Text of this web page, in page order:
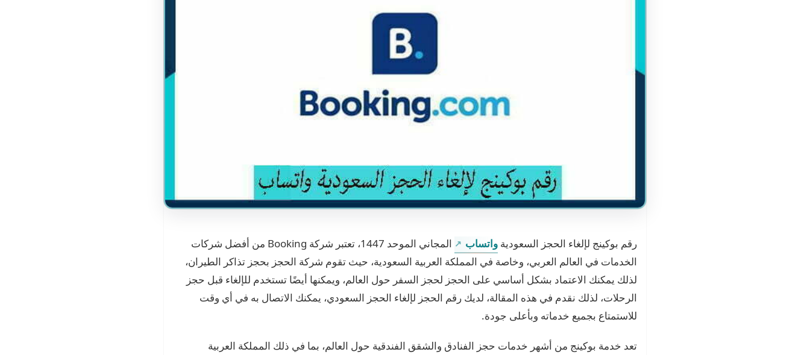
رقم بوكينج لإلغاء الحجز السعودية واتساب
المجاني الموحد 1447، تعتبر شركة Booking من أفضل شركات
الخدمات في العالم العربي، وخاصة في المملكة العربية السعودية، حيث تقوم شركة الحجز بحجز تذاكر الطيران،
لذلك يمكنك الاعتماد بشكل أساسي على الحجز لحجز السفر حول العالم، ويمكنها أيضًا تستخدم للإلغاء قبل حجز
الرحلات، لذلك نقدم في هذه المقالة، لديك رقم الحجز لإلغاء الحجز السعودي، يمكنك الاتصال به في أي وقت
للاستمتاع بجميع خدماته وبأعلى جودة.
تعد خدمة بوكينج من أشهر خدمات حجز الفنادق والشقق الفندقية حول العالم، بما في ذلك المملكة العربية